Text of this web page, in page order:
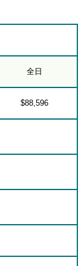
全日
$88,596